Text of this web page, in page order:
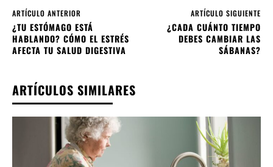
ARTÍCULO ANTERIOR
¿TU ESTÓMAGO ESTÁ
HABLANDO? CÓMO EL ESTRÉS
AFECTA TU SALUD DIGESTIVA
ARTÍCULO SIGUIENTE
¿CADA CUÁNTO TIEMPO
DEBES CAMBIAR LAS
SÁBANAS?
ARTÍCULOS SIMILARES